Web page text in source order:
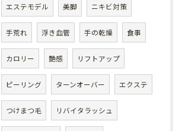
エステモデル 美脚 ニキビ対策
手荒れ 浮き血管 手の乾燥 食事
カロリー 艶感 リフトアップ
ピーリング ターンオーバー エクステ
つけまつ毛 リバイタラッシュ